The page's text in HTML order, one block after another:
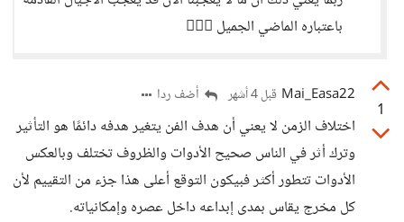
باعتباره الماضي الجميل 🤷🏻‍♀️
1
Mai_Easa22 قبل 4 أشهر أضف ردا
اختلاف الزمن لا يعني أن هدف الفن يتغير هدفه دائمًا هو التأثير
وترك أثر في الناس صحيح الأدوات والظروف تختلف وبالعكس
الأدوات تتطور أكثر فبيكون التوقع أعلى هذا جزء من التقييم لأن
كل مخرج يقاس بمدى إبداعه داخل عصره وإمكانياته.